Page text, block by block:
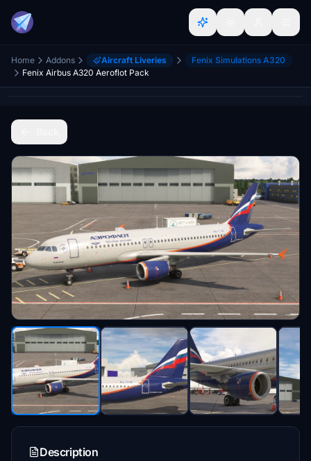
Home Addons Aircraft Liveries
Fenix Simulations A320
Fenix Airbus A320 Aeroflot Pack
Description